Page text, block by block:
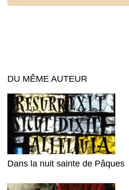
DU MÊME AUTEUR
Dans la nuit sainte de Pâques